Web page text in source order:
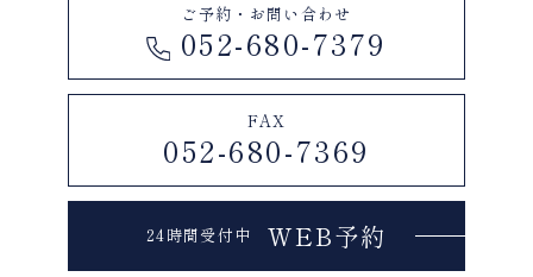
ご予約・お問い合わせ
052-680-7379
FAX
052-680-7369
24時間受付中 WEB予約